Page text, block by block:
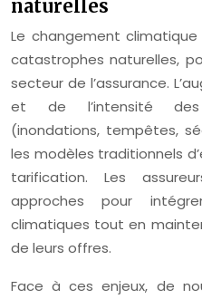
naturelles
Le changement
catastrophes naturelles,
secteur de l’assurance.
et de l’intensité des
(inondations, tempêtes,
les modèles traditionnels
tarification. Les
approches pour
climatiques tout en
de leurs offres.
Face à ces enjeux, de